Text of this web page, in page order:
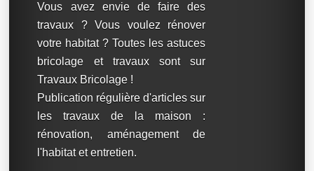
Vous avez envie de faire des
travaux ? Vous voulez rénover
votre habitat ? Toutes les astuces
bricolage et travaux sont sur
Travaux Bricolage !
Publication régulière d'articles sur
les travaux de la maison :
rénovation, aménagement de
l'habitat et entretien.